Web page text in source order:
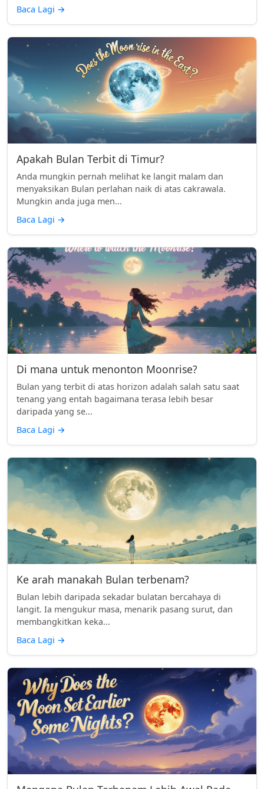
Baca Lagi →
Apakah Bulan Terbit di Timur?
Anda mungkin pernah melihat ke langit malam dan
menyaksikan Bulan perlahan naik di atas cakrawala.
Mungkin anda juga men...
Baca Lagi →
Di mana untuk menonton Moonrise?
Bulan yang terbit di atas horizon adalah salah satu saat
tenang yang entah bagaimana terasa lebih besar
daripada yang se...
Baca Lagi →
Ke arah manakah Bulan terbenam?
Bulan lebih daripada sekadar bulatan bercahaya di
langit. Ia mengukur masa, menarik pasang surut, dan
membangkitkan keka...
Baca Lagi →